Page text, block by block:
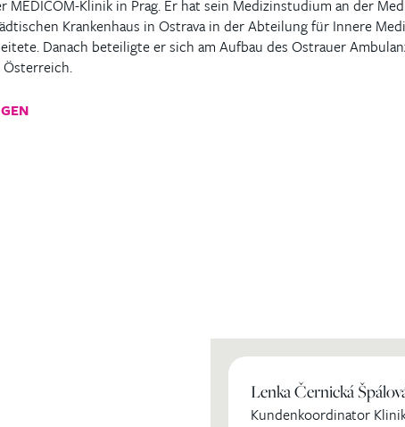
MEDICOM-Klinik in Prag. Er hat sein Medizinstudium an der
Krankenhaus in Ostrava in der Abteilung für Innere
Danach beteiligte er sich am Aufbau des Ostrauer
Lenka Černická
Kundenkoordinator